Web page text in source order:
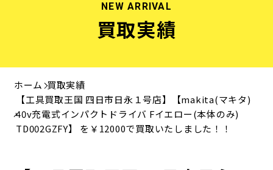
NEW ARRIVAL
買取実績
ホーム 買取実績
【工具買取王国 四日市日永１号店】【makita(マキタ)
40v充電式インパクトドライバ Fイエロー(本体のみ)
TD002GZFY】 を￥12000で買取いたしました！！